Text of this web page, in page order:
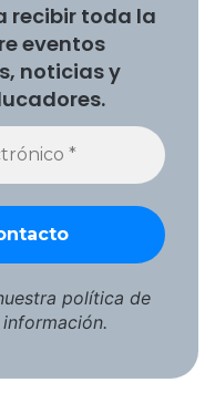
recibir toda la
eventos
noticias y
política de